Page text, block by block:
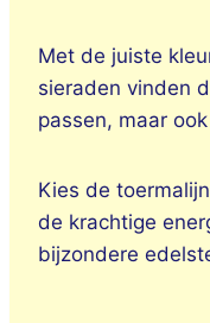
Met de juiste
sieraden vinden
passen, maar
Kies de
de krachtige
bijzondere